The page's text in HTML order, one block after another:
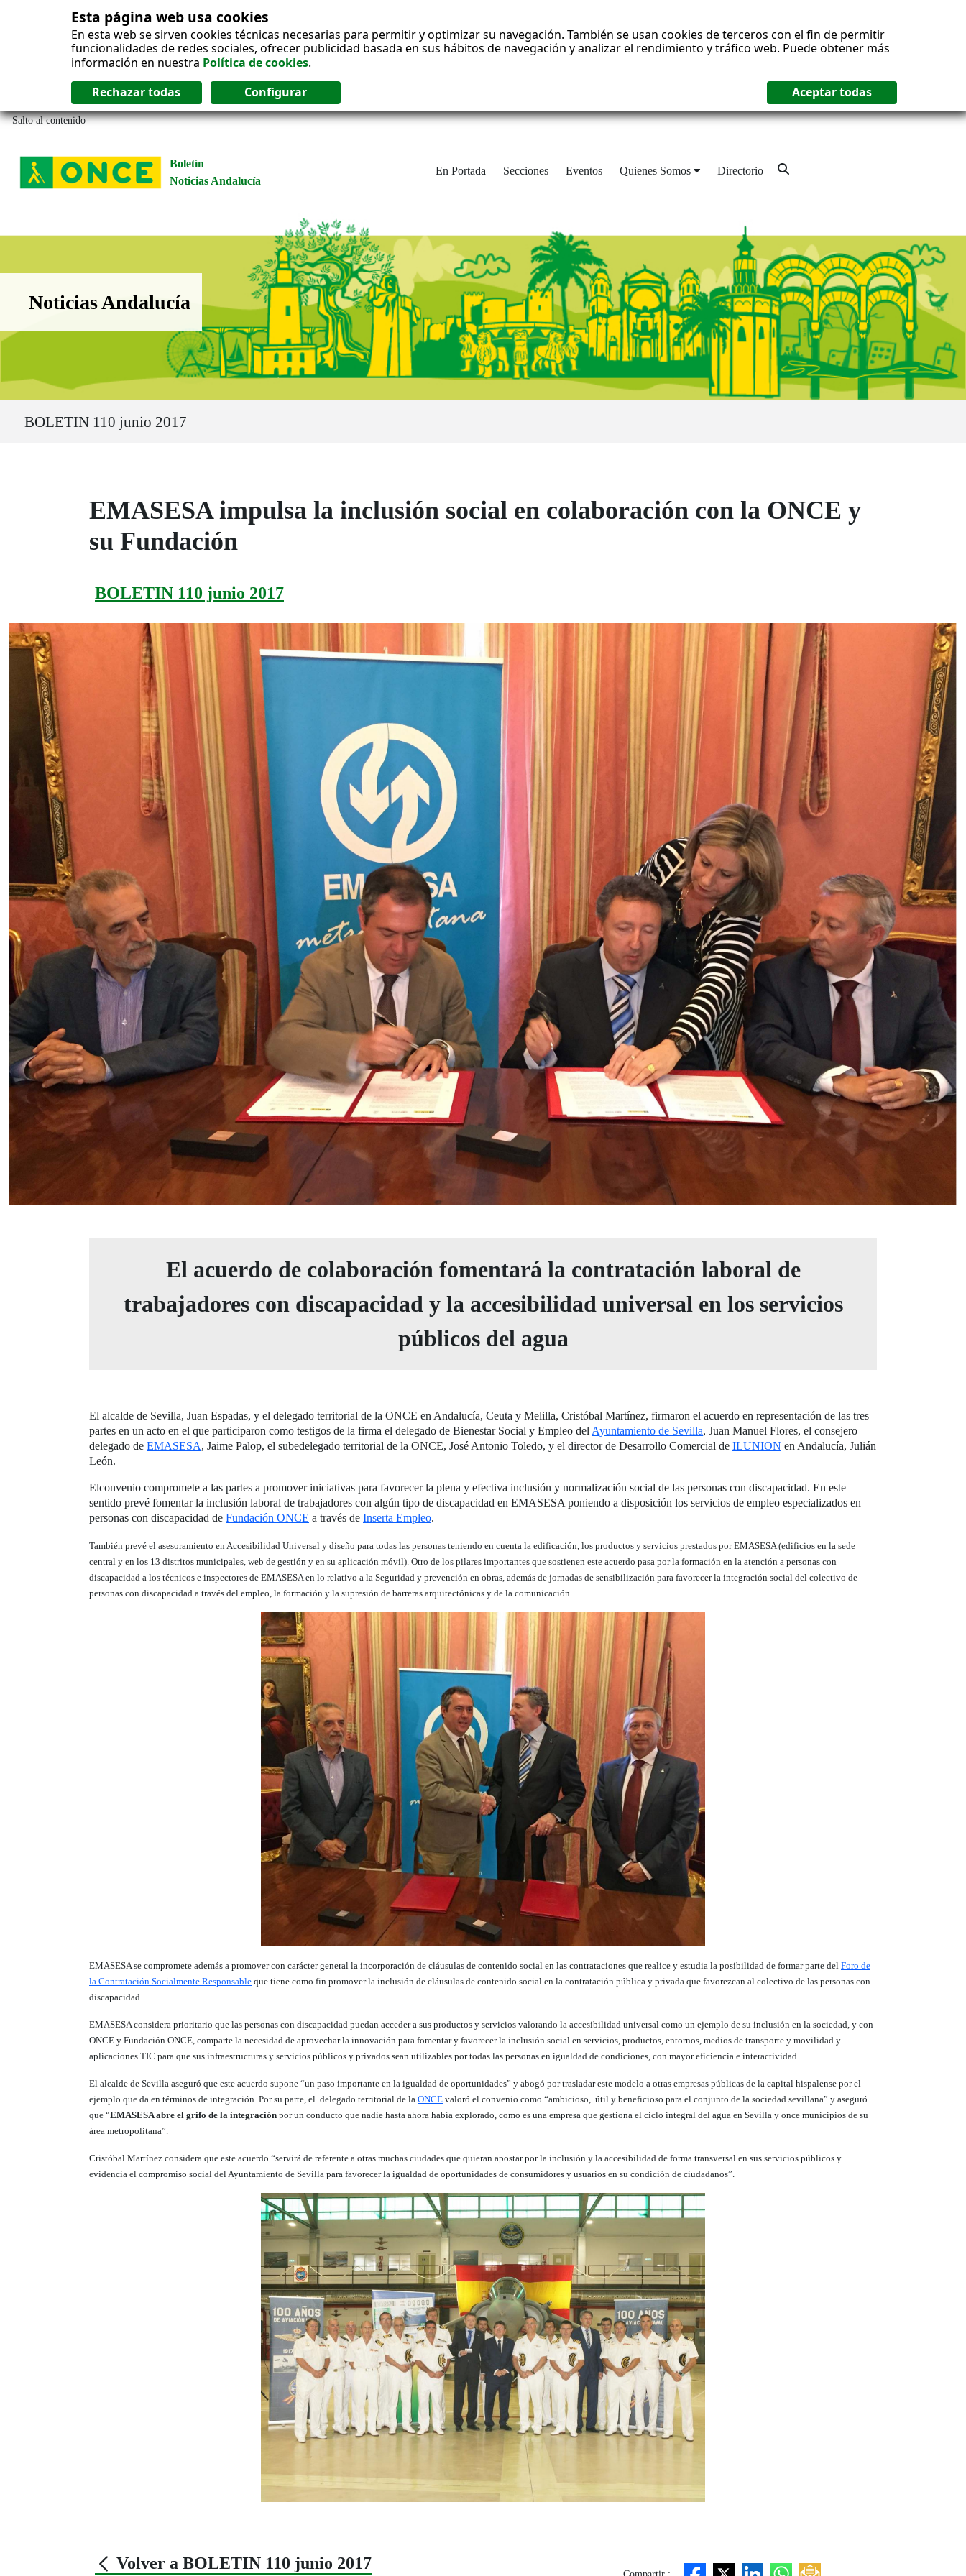
Esta página web usa cookies
En esta web se sirven cookies técnicas necesarias para permitir y optimizar su navegación. También se usan cookies de terceros con el fin de permitir
funcionalidades de redes sociales, ofrecer publicidad basada en sus hábitos de navegación y analizar el rendimiento y tráfico web. Puede obtener más
información en nuestra Política de cookies.
Salto al contenido
Boletín
Noticias Andalucía
En Portada Secciones Eventos Quienes Somos Directorio
Boletín Noticias Andalucía
Noticias Andalucía
BOLETIN 110 junio 2017
EMASESA impulsa la inclusión social en colaboración con la ONCE y
su Fundación
BOLETIN 110 junio 2017
El acuerdo de colaboración fomentará la contratación laboral de
trabajadores con discapacidad y la accesibilidad universal en los servicios
públicos del agua
El alcalde de Sevilla, Juan Espadas, y el delegado territorial de la ONCE en Andalucía, Ceuta y Melilla, Cristóbal Martínez, firmaron el acuerdo en representación de las tres
partes en un acto en el que participaron como testigos de la firma el delegado de Bienestar Social y Empleo del Ayuntamiento de Sevilla, Juan Manuel Flores, el consejero
delegado de EMASESA, Jaime Palop, el subedelegado territorial de la ONCE, José Antonio Toledo, y el director de Desarrollo Comercial de ILUNION en Andalucía, Julián
León.
Elconvenio compromete a las partes a promover iniciativas para favorecer la plena y efectiva inclusión y normalización social de las personas con discapacidad. En este
sentido prevé fomentar la inclusión laboral de trabajadores con algún tipo de discapacidad en EMASESA poniendo a disposición los servicios de empleo especializados en
personas con discapacidad de Fundación ONCE a través de Inserta Empleo.
También prevé el asesoramiento en Accesibilidad Universal y diseño para todas las personas teniendo en cuenta la edificación, los productos y servicios prestados por EMASESA (edificios en la sede
central y en los 13 distritos municipales, web de gestión y en su aplicación móvil). Otro de los pilares importantes que sostienen este acuerdo pasa por la formación en la atención a personas con
discapacidad a los técnicos e inspectores de EMASESA en lo relativo a la Seguridad y prevención en obras, además de jornadas de sensibilización para favorecer la integración social del colectivo de
personas con discapacidad a través del empleo, la formación y la supresión de barreras arquitectónicas y de la comunicación.
EMASESA se compromete además a promover con carácter general la incorporación de cláusulas de contenido social en las contrataciones que realice y estudia la posibilidad de formar parte del Foro de
la Contratación Socialmente Responsable que tiene como fin promover la inclusión de cláusulas de contenido social en la contratación pública y privada que favorezcan al colectivo de las personas con
discapacidad.
EMASESA considera prioritario que las personas con discapacidad puedan acceder a sus productos y servicios valorando la accesibilidad universal como un ejemplo de su inclusión en la sociedad, y con
ONCE y Fundación ONCE, comparte la necesidad de aprovechar la innovación para fomentar y favorecer la inclusión social en servicios, productos, entornos, medios de transporte y movilidad y
aplicaciones TIC para que sus infraestructuras y servicios públicos y privados sean utilizables por todas las personas en igualdad de condiciones, con mayor eficiencia e interactividad.
El alcalde de Sevilla aseguró que este acuerdo supone “un paso importante en la igualdad de oportunidades” y abogó por trasladar este modelo a otras empresas públicas de la capital hispalense por el
ejemplo que da en términos de integración. Por su parte, el delegado territorial de la ONCE valoró el convenio como “ambicioso, útil y beneficioso para el conjunto de la sociedad sevillana” y aseguró
que “EMASESA abre el grifo de la integración por un conducto que nadie hasta ahora había explorado, como es una empresa que gestiona el ciclo integral del agua en Sevilla y once municipios de su
área metropolitana”.
Cristóbal Martínez considera que este acuerdo “servirá de referente a otras muchas ciudades que quieran apostar por la inclusión y la accesibilidad de forma transversal en sus servicios públicos y
evidencia el compromiso social del Ayuntamiento de Sevilla para favorecer la igualdad de oportunidades de consumidores y usuarios en su condición de ciudadanos”.
Volver a BOLETIN 110 junio 2017